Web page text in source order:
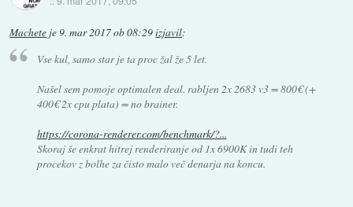
Machete je9. mar 2017 ob 08:29izjavil:
Vse kul, samo star je ta proc žal že 5 let.
Našel sem pomoje optimalen deal. rabljen 2x 2683 v3 = 800€ (+
400€ 2x cpu plata) = no brainer.
https://corona-renderer.com/benchmark/?...
Skoraj še enkrat hitrej renderiranje od 1x 6900K in tudi teh
procekov z bolhe za čisto malo več denarja na koncu.